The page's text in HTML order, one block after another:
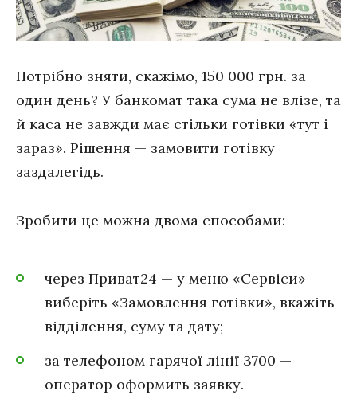
Потрібно зняти, скажімо, 150 000 грн. за
один день? У банкомат така сума не влізе, та
й каса не завжди має стільки готівки «тут і
зараз». Рішення — замовити готівку
заздалегідь.
Зробити це можна двома способами:
через Приват24 — у меню «Сервіси»
виберіть «Замовлення готівки», вкажіть
відділення, суму та дату;
за телефоном гарячої лінії 3700 —
оператор оформить заявку.